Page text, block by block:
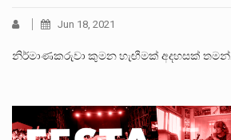
Jun 18, 2021
නිර්මාණකරුවා කුමන හැඟීමක් අදහසක් තමන්…